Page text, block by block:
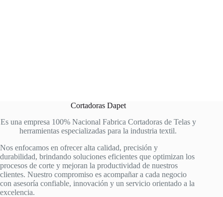
Cortadoras Dapet
Es una empresa 100% Nacional Fabrica Cortadoras de Telas y
herramientas especializadas para la industria textil.
Nos enfocamos en ofrecer alta calidad, precisión y
durabilidad, brindando soluciones eficientes que optimizan los
procesos de corte y mejoran la productividad de nuestros
clientes. Nuestro compromiso es acompañar a cada negocio
con asesoría confiable, innovación y un servicio orientado a la
excelencia.